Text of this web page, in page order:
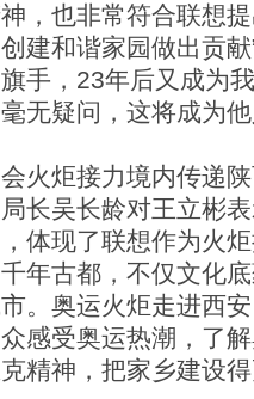
，也非常符合联想
建和谐家园做出贡
手，23年后又成为
无疑问，这将成为
炬接力境内传递陕
长吴长龄对王立彬
体现了联想作为火
年古都，不仅文化
。奥运火炬走进西
感受奥运热潮，了
精神，把家乡建设